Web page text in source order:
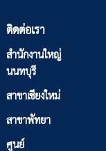
ติดต่อเรา
สำนักงานใหญ่
นนทบุรี
สาขาเชียงใหม่
สาขาพัทยา
ศูนย์